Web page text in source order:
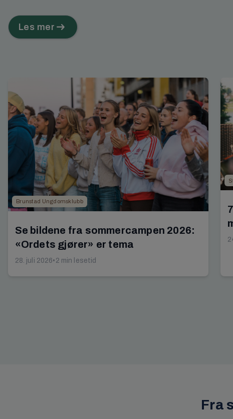
Les mer
Brunstad Ungdomsklubb
Se bildene fra sommercampen 2026:
«Ordets gjører» er tema
28. juli 2026• 2 min lesetid
Fra